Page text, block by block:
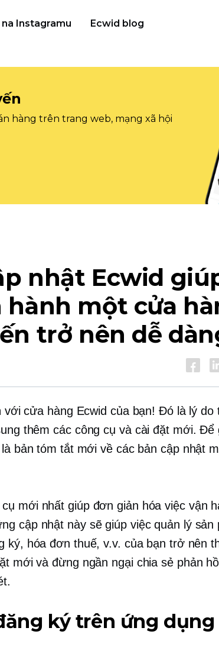
Instagramu Ecwid blog
hàng trên trang web, mạng xã hội
nhật Ecwid
hành một cửa
trở nên dễ
với cửa hàng Ecwid của bạn! Đó là lý do
thêm các công cụ và cài đặt mới. Để
là bản tóm tắt mới về các bản cập nhật
mới nhất giúp đơn giản hóa việc vận
cập nhật này sẽ giúp việc quản lý sản
ký, hóa đơn thuế, v.v. của bạn trở nên
mới và đừng ngần ngại chia sẻ phản
ký trên ứng dụng